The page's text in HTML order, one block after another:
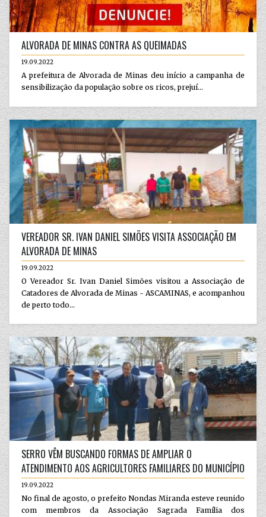
ALVORADA DE MINAS CONTRA AS QUEIMADAS
19.09.2022
A prefeitura de Alvorada de Minas deu início a campanha de
sensibilização da população sobre os ricos, prejuí...
VEREADOR SR. IVAN DANIEL SIMÕES VISITA ASSOCIAÇÃO EM
ALVORADA DE MINAS
19.09.2022
O Vereador Sr. Ivan Daniel Simões visitou a Associação de
Catadores de Alvorada de Minas - ASCAMINAS, e acompanhou
de perto todo...
SERRO VÊM BUSCANDO FORMAS DE AMPLIAR O
ATENDIMENTO AOS AGRICULTORES FAMILIARES DO MUNICÍPIO
19.09.2022
No final de agosto, o prefeito Nondas Miranda esteve reunido
com membros da Associação Sagrada Família dos